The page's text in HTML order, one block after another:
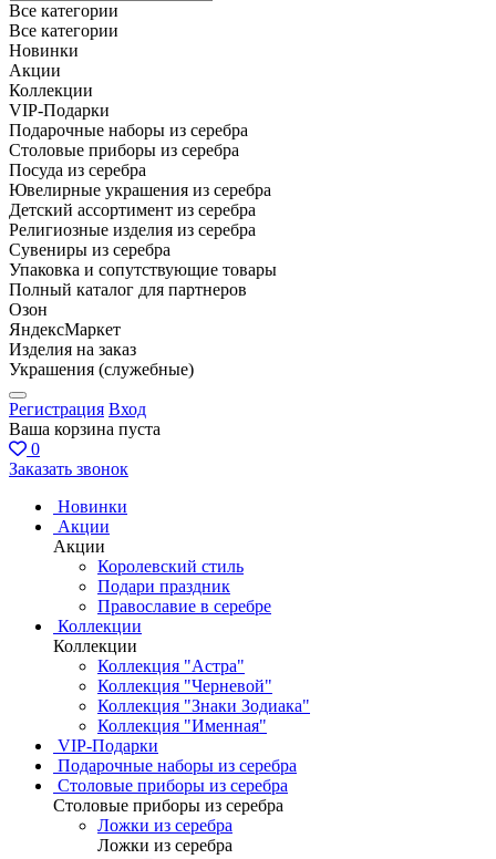
Все категории
Все категории
Новинки
Акции
Коллекции
VIP-Подарки
Подарочные наборы из серебра
Столовые приборы из серебра
Посуда из серебра
Ювелирные украшения из серебра
Детский ассортимент из серебра
Религиозные изделия из серебра
Сувениры из серебра
Упаковка и сопутствующие товары
Полный каталог для партнеров
Озон
ЯндексМаркет
Изделия на заказ
Украшения (служебные)
Регистрация Вход
Ваша корзина пуста
0
Заказать звонок
Новинки
Акции
Акции
Королевский стиль
Подари праздник
Православие в серебре
Коллекции
Коллекции
Коллекция "Астра"
Коллекция "Черневой"
Коллекция "Знаки Зодиака"
Коллекция "Именная"
VIP-Подарки
Подарочные наборы из серебра
Столовые приборы из серебра
Столовые приборы из серебра
Ложки из серебра
Ложки из серебра